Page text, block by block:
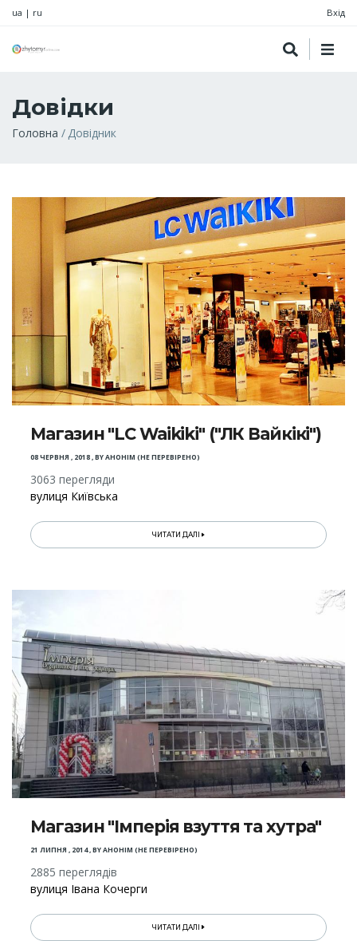
ua | ru Вхід
Довідки
Рядок
Головна Довідник
Магазин "LC Waikiki" ("ЛК Вайкікі")
08 ЧЕРВНЯ , 2018,BYАНОНІМ (НЕ ПЕРЕВІРЕНО)
3063 перегляди
вулиця Київська
ЧИТАТИ ДАЛІ
Магазин "Імперія взуття та хутра"
21 ЛИПНЯ , 2014,BYАНОНІМ (НЕ ПЕРЕВІРЕНО)
2885 переглядів
вулиця Івана Кочерги
ЧИТАТИ ДАЛІ